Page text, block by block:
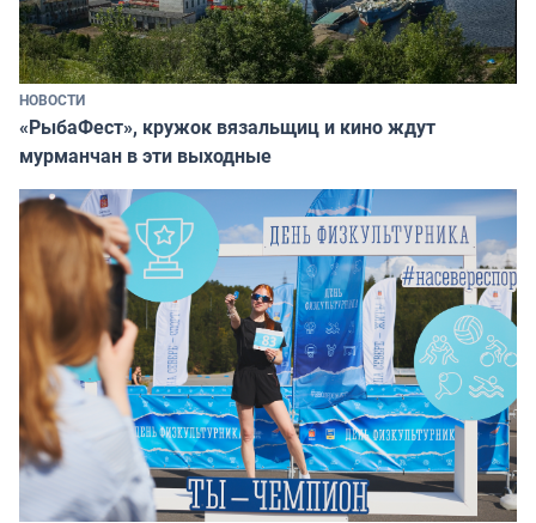
НОВОСТИ
«РыбаФест», кружок вязальщиц и кино ждут
мурманчан в эти выходные